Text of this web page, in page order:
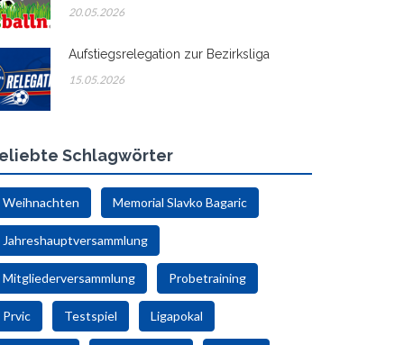
20.05.2026
Aufstiegsrelegation zur Bezirksliga
15.05.2026
Schlagwörter
Weihnachten Memorial Slavko Bagaric
Jahreshauptversammlung
Mitgliederversammlung Probetraining
Prvic Testspiel Ligapokal